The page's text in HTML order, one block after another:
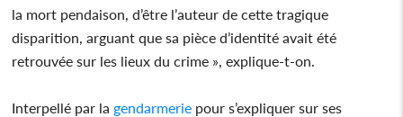
la mort pendaison, d’être l’auteur de cette tragique
disparition, arguant que sa pièce d’identité avait été
retrouvée sur les lieux du crime », explique-t-on.
Interpellé par la gendarmerie pour s’expliquer sur ses